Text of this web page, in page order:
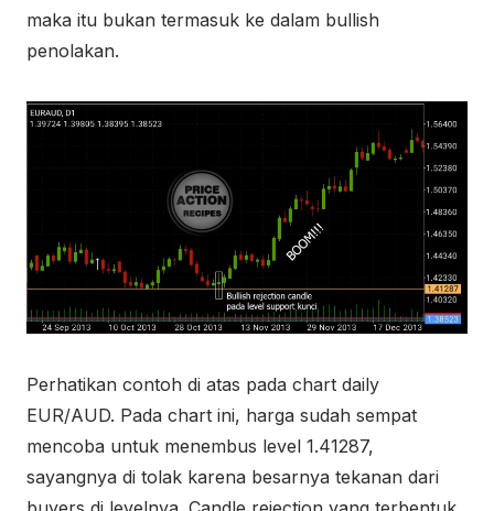
maka itu bukan termasuk ke dalam bullish
penolakan.
Perhatikan contoh di atas pada chart daily
EUR/AUD. Pada chart ini, harga sudah sempat
mencoba untuk menembus level 1.41287,
sayangnya di tolak karena besarnya tekanan dari